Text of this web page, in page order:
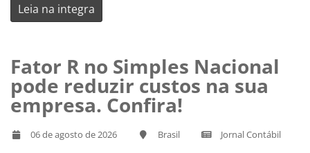
Leia na integra
Fator R no Simples Nacional
pode reduzir custos na sua
empresa. Confira!
06 de agosto de 2026 Brasil Jornal Contábil